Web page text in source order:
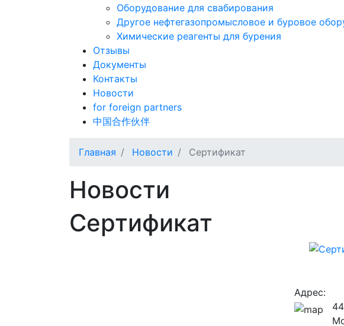
Оборудование для свабирования
Другое нефтегазопромысловое и буровое
Химические реагенты для бурения
Отзывы
Документы
Контакты
Новости
for foreign partners
中国合作伙伴
Главная Новости Сертификат
Новости
Сертификат
Адрес: